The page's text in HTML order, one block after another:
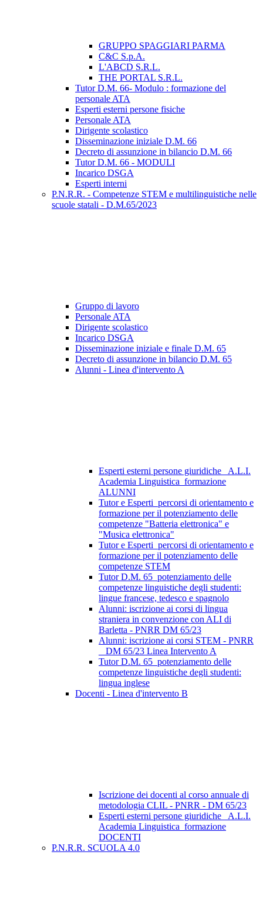
GRUPPO SPAGGIARI PARMA
C&C S.p.A.
L'ABCD S.R.L.
THE PORTAL S.R.L.
Tutor D.M. 66- Modulo : formazione del
personale ATA
Esperti esterni persone fisiche
Personale ATA
Dirigente scolastico
Disseminazione iniziale D.M. 66
Decreto di assunzione in bilancio D.M. 66
Tutor D.M. 66 - MODULI
Incarico DSGA
Esperti interni
P.N.R.R. - Competenze STEM e multilinguistiche nelle
scuole statali - D.M.65/2023
Gruppo di lavoro
Personale ATA
Dirigente scolastico
Incarico DSGA
Disseminazione iniziale e finale D.M. 65
Decreto di assunzione in bilancio D.M. 65
Alunni - Linea d'intervento A
Esperti esterni persone giuridiche_ A.L.I.
Academia Linguistica_formazione
ALUNNI
Tutor e Esperti_percorsi di orientamento e
formazione per il potenziamento delle
competenze "Batteria elettronica" e
"Musica elettronica"
Tutor e Esperti_percorsi di orientamento e
formazione per il potenziamento delle
competenze STEM
Tutor D.M. 65_potenziamento delle
competenze linguistiche degli studenti:
lingue francese, tedesco e spagnolo
Alunni: iscrizione ai corsi di lingua
straniera in convenzione con ALI di
Barletta - PNRR DM 65/23
Alunni: iscrizione ai corsi STEM - PNRR
_ DM 65/23 Linea Intervento A
Tutor D.M. 65_potenziamento delle
competenze linguistiche degli studenti:
lingua inglese
Docenti - Linea d'intervento B
Iscrizione dei docenti al corso annuale di
metodologia CLIL - PNRR - DM 65/23
Esperti esterni persone giuridiche_ A.L.I.
Academia Linguistica_formazione
DOCENTI
P.N.R.R. SCUOLA 4.0